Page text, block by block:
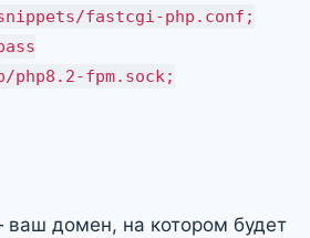
fastcgi-php.conf;
fpm.sock;
домен, на котором будет